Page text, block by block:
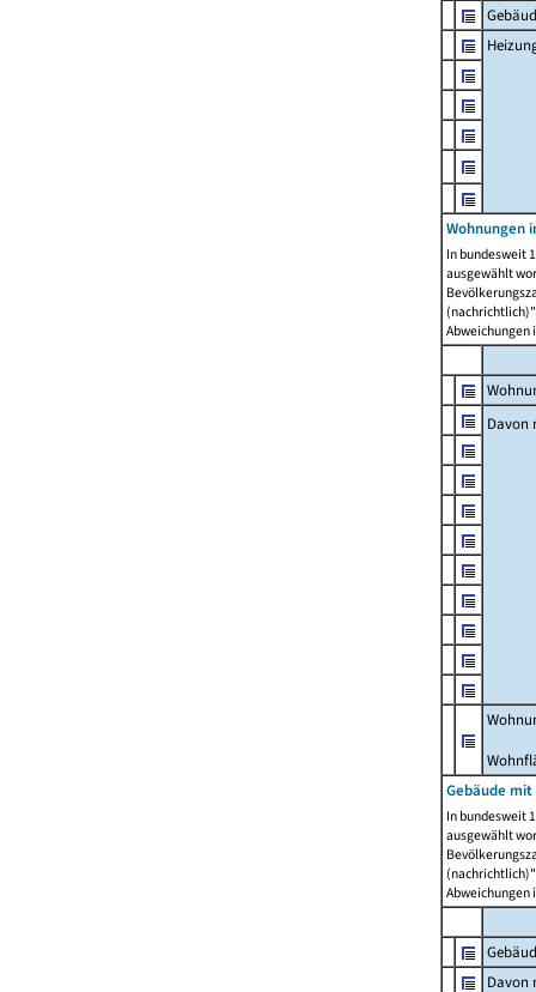
Wohnungen
In bundesweit
ausgewählt
Abweichungen
Davon
Gebäude
In bundesweit
ausgewählt
Abweichungen
Davon